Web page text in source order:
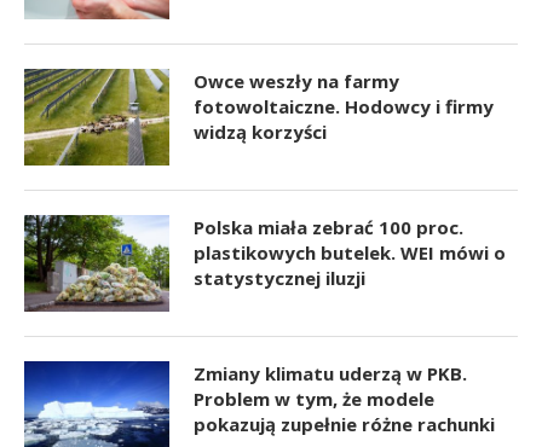
Owce weszły na farmy
fotowoltaiczne. Hodowcy i firmy
widzą korzyści
Polska miała zebrać 100 proc.
plastikowych butelek. WEI mówi o
statystycznej iluzji
Zmiany klimatu uderzą w PKB.
Problem w tym, że modele
pokazują zupełnie różne rachunki